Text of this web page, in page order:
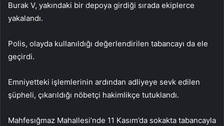
Burak V, yakındaki bir depoya girdiği sırada ekiplerce
yakalandı.
Polis, olayda kullanıldığı değerlendirilen tabancayı da ele
geçirdi.
Emniyetteki işlemlerinin ardından adliyeye sevk edilen
şüpheli, çıkarıldığı nöbetçi hakimlikçe tutuklandı.
Mahfesığmaz Mahallesi’nde 11 Kasım’da sokakta tabancayla